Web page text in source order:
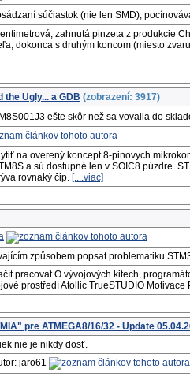
súčiastok (nie len SMD),
zahnutá pinzeta z produkcie
dokonca s druhým koncom (miesto
the Ugly... a GDB (zobrazení: 3917)
ešte skôr než sa vovalia do
na overený koncept 8-pinovych
a sú dostupné len v SOIC8 púzdre.
rovnaký čip. [....viac]
způsobem popsat problematiku
pracovat O vývojových kitech,
prostředí Atollic TrueSTUDIO
pre ATMEGA8/16/32 - Update
nie je nikdy dosť.
jaro61